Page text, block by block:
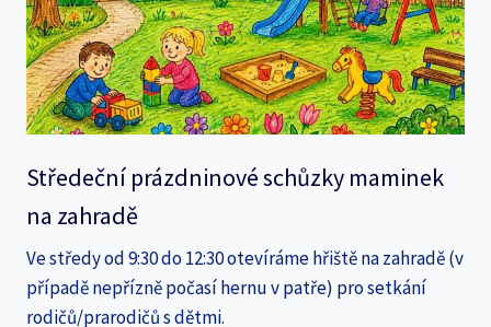
Středeční prázdninové schůzky maminek
na zahradě
Ve středy od 9:30 do 12:30 otevíráme hřiště na zahradě (v
případě nepřízně počasí hernu v patře) pro setkání
rodičů/prarodičů s dětmi.